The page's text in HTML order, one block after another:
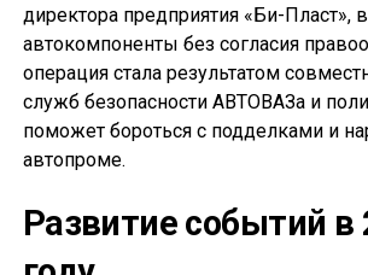
директора предприятия «Би-Пласт»,
автокомпоненты без согласия
операция стала результатом
служб безопасности АВТОВАЗа и
поможет бороться с подделками и
автопроме.
Развитие событий в